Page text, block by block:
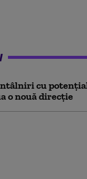
cu
o nouă direcție